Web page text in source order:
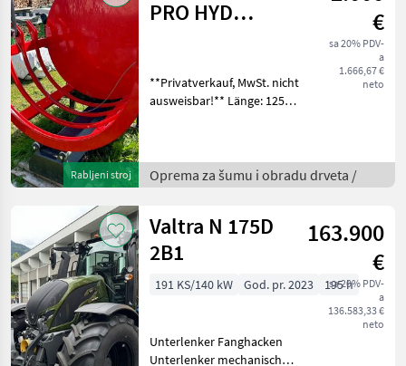
Rabljeni stroj
PRO HYD
Vorspannung
€
sa 20% PDV-
a
1.666,67 €
neto
**Privatverkauf, MwSt. nicht
ausweisbar!** Länge: 1250
Kippung: hydraulisch
Vorspann
Oprema za šumu i obradu drveta /
Valtra N 175D
2B1
163.900
€
sa 20% PDV-
a
136.583,33 €
neto
191 KS/140 kW God. pr. 2023 195 h
Unterlenker Fanghacken
Unterlenker mechanisch